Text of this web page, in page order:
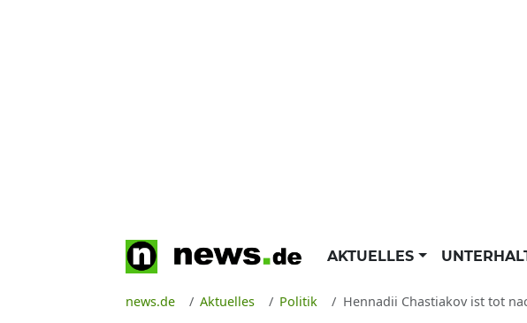
AKTUELLES
news.de Aktuelles Politik Hennadii Chastiakov ist tot nach